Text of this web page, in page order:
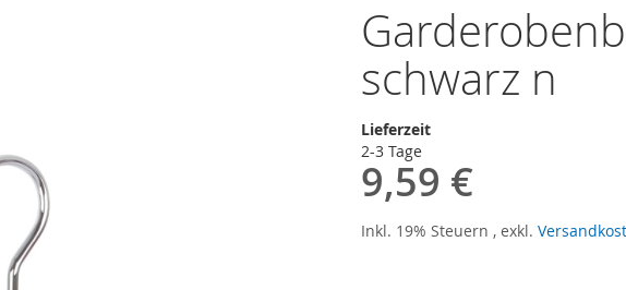
schwarz n
Lieferzeit
2-3 Tage
9,59 €
Inkl. 19% Steuern , exkl.